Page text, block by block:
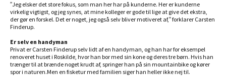
”Jeg elsker det store fokus, som man her har på kunderne. Her er kunderne
virkelig vigtigst, og jeg synes, at mine kolleger er gode til lige at give det ekstra,
der gør en forskel. Det er noget, jeg også selv bliver motiveret af,” forklarer Carsten
Finderup.
Er selv en handyman
Privat er Carsten Finderup selv lidt af en handyman, og han har for eksempel
renoveret huset i Roskilde, hvor han bor med sin kone og deres tre børn. Hvis han
trænger til at brænde noget krudt af, springer han på sin mountainbike og kører
spor i naturen.Men en fisketur med familien siger han heller ikke nej til.